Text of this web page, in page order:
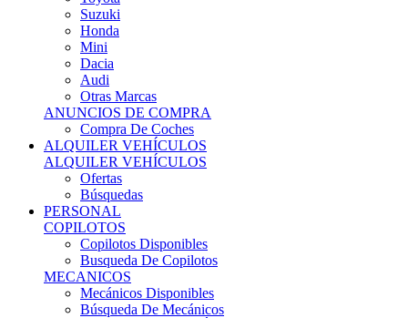
Honda
Mini
Dacia
Audi
Otras Marcas
ANUNCIOS DE COMPRA
Compra De Coches
ALQUILER VEHÍCULOS
ALQUILER VEHÍCULOS
Ofertas
Búsquedas
PERSONAL
COPILOTOS
Copilotos Disponibles
Busqueda De Copilotos
MECANICOS
Mecánicos Disponibles
Búsqueda De Mecánicos
PIEZAS DE COMPETICIÓN